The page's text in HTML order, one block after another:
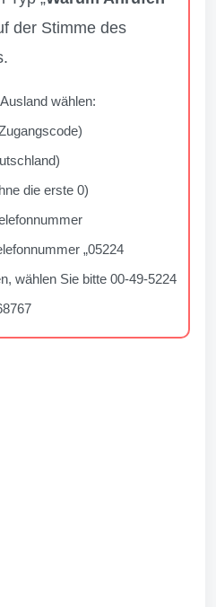
der Stimme des
wählen:
die erste 0)
„05224
wählen Sie bitte 00-49-5224